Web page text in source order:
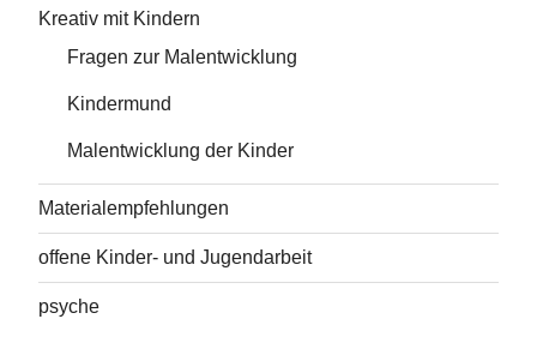
Kreativ mit Kindern
Fragen zur Malentwicklung
Kindermund
Malentwicklung der Kinder
Materialempfehlungen
offene Kinder- und Jugendarbeit
psyche